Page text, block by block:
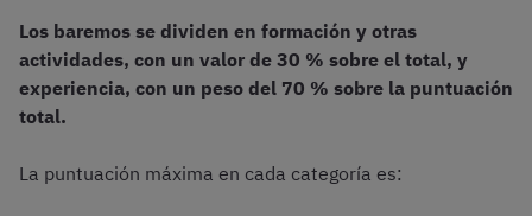
Los baremos se dividen en formación y otras
actividades, con un valor de 30 % sobre el total, y
experiencia, con un peso del 70 % sobre la puntuación
total.
La puntuación máxima en cada categoría es: